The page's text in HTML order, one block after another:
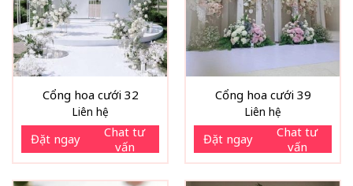
Cổng hoa cưới 32
Liên hệ
Đặt ngay
Chat tư
vấn
Cổng hoa cưới 39
Liên hệ
Đặt ngay
Chat tư
vấn